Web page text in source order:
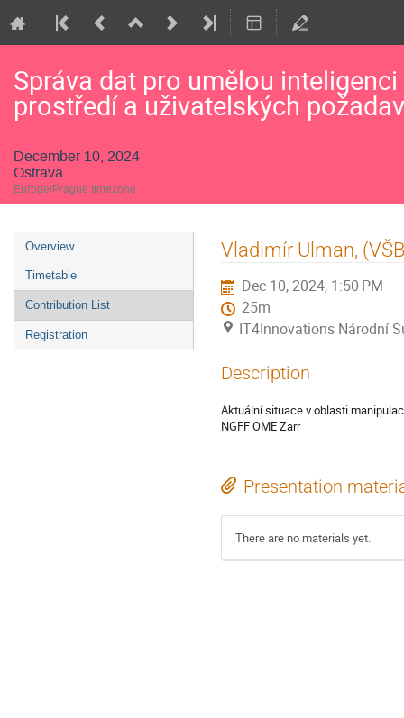
Správa dat pro umělou
prostředí a uživatelských
December 10, 2024
Ostrava
Europe/Prague timezone
Event
menu
Overview
Timetable
Contribution List
Registration
Vladimír Ulman,
Dec 10, 2024, 1:50 PM
25m
IT4Innovations Národní
Description
Aktuální situace v oblasti
NGFF OME Zarr
Presentation
There are no materials yet.